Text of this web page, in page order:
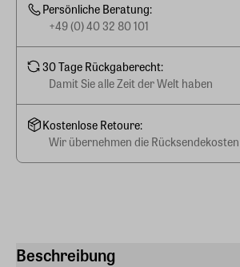
Beschreibung
Persönliche Beratung:
+49 (0) 40 32 80 101
30 Tage Rückgaberecht:
Damit Sie alle Zeit der Welt haben
Kostenlose Retoure:
Wir übernehmen die Rücksendekosten